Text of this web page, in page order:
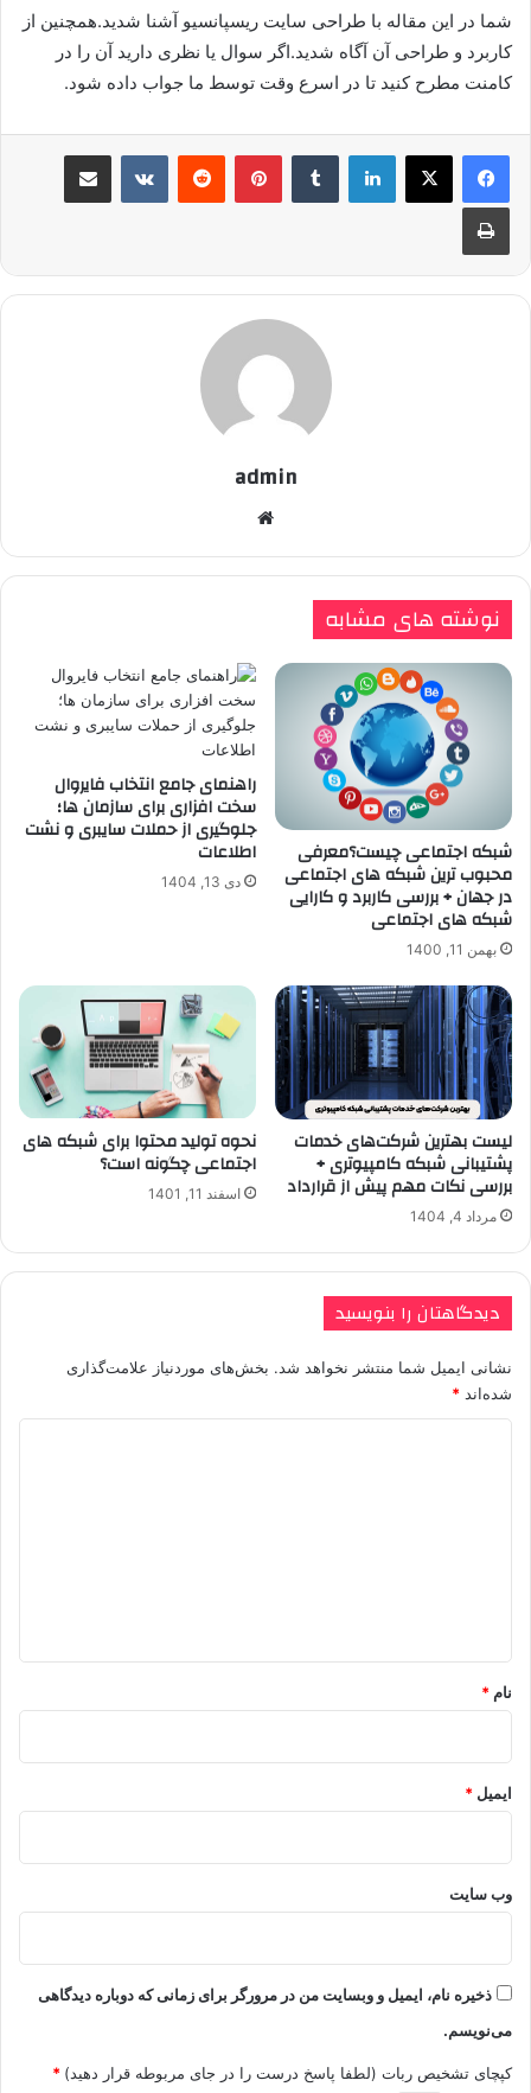
شما در این مقاله با طراحی سایت ریسپانسیو آشنا شدید.همچنین از
کاربرد و طراحی آن آگاه شدید.اگر سوال یا نظری دارید آن را در
کامنت مطرح کنید تا در اسرع وقت توسط ما جواب داده شود.
لینکدین ‫تامبلر پینترست‫رددیت ‫VKontakteاشتراک گذاری از طریق ایمیل
چاپ
admin
نوشته های مشابه
شبکه اجتماعی چیست؟معرفی
محبوب ترین شبکه های اجتماعی
در جهان + بررسی کاربرد و کارایی
شبکه های اجتماعی
بهمن 11, 1400
راهنمای جامع انتخاب فایروال
سخت افزاری برای سازمان ها؛
جلوگیری از حملات سایبری و نشت
اطلاعات
دی 13, 1404
لیست بهترین شرکت‌های خدمات
پشتیبانی شبکه کامپیوتری +
بررسی نکات مهم پیش از قرارداد
مرداد 4, 1404
نحوه تولید محتوا برای شبکه های
اجتماعی چگونه است؟
اسفند 11, 1401
دیدگاهتان را بنویسید
نشانی ایمیل شما منتشر نخواهد شد. بخش‌های موردنیاز علامت‌گذاری
شده‌اند *
نام *
ایمیل *
وب‌ سایت
ذخیره نام، ایمیل و وبسایت من در مرورگر برای زمانی که دوباره دیدگاهی
می‌نویسم.
کپچای تشخیص ربات (لطفا پاسخ درست را در جای مربوطه قرار دهید) *